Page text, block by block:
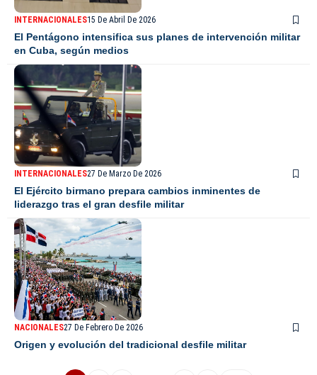
INTERNACIONALES15 De Abril De 2026
El Pentágono intensifica sus planes de intervención militar
en Cuba, según medios
INTERNACIONALES27 De Marzo De 2026
El Ejército birmano prepara cambios inminentes de
liderazgo tras el gran desfile militar
NACIONALES27 De Febrero De 2026
Origen y evolución del tradicional desfile militar